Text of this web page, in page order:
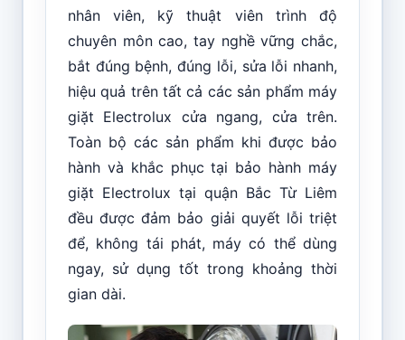
nhân viên, kỹ thuật viên trình độ
chuyên môn cao, tay nghề vững chắc,
bắt đúng bệnh, đúng lỗi, sửa lỗi nhanh,
hiệu quả trên tất cả các sản phẩm máy
giặt Electrolux cửa ngang, cửa trên.
Toàn bộ các sản phẩm khi được bảo
hành và khắc phục tại bảo hành máy
giặt Electrolux tại quận Bắc Từ Liêm
đều được đảm bảo giải quyết lỗi triệt
để, không tái phát, máy có thể dùng
ngay, sử dụng tốt trong khoảng thời
gian dài.